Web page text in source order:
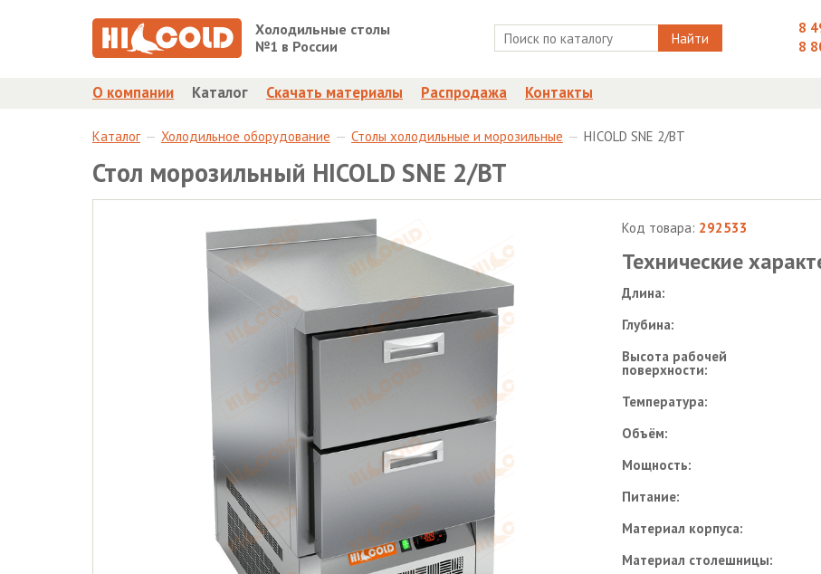
Холодильные столы
№1 в России
Найти
8
8
О компании Каталог Скачать материалы Распродажа Контакты
Каталог Холодильное оборудование Столы холодильные и морозильные HICOLD SNE 2/BT
Стол морозильный HICOLD SNE 2/BT
Код товара: 292533
Технические
Длина:
Глубина:
Высота рабочей
поверхности:
Температура:
Объём:
Мощность:
Питание:
Материал корпуса:
Материал столешницы: